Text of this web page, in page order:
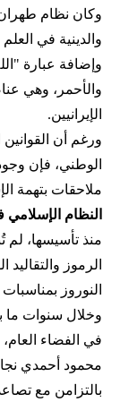
والدينية في
وإضافة عبارة
والأحمر، وهي
الإيرانيين.
ورغم أن القوانين
الوطني، فإن
ملاحقات بتهمة
النظام
منذ تأسيسها، لم
الرموز
النوروز
وخلال سنوات ما
في الفضاء
محمود أحمدي‌
بالتزامن مع